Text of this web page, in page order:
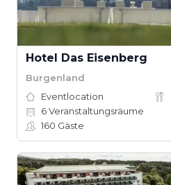
Hotel Das Eisenberg
Burgenland
Eventlocation
6Veranstaltungsräume
160 Gäste